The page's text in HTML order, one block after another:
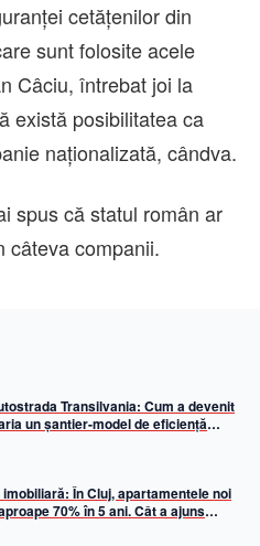
cetăţenilor din
sunt folosite acele
Câciu, întrebat joi la
există posibilitatea ca
naţionalizată, cândva.
spus că statul român ar
câteva companii.
Transilvania: Cum a devenit
un șantier-model de eficiență
În Cluj, apartamentele noi
70% în 5 ani. Cât a ajuns